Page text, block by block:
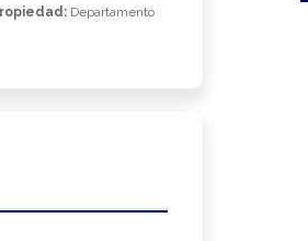
Departamento